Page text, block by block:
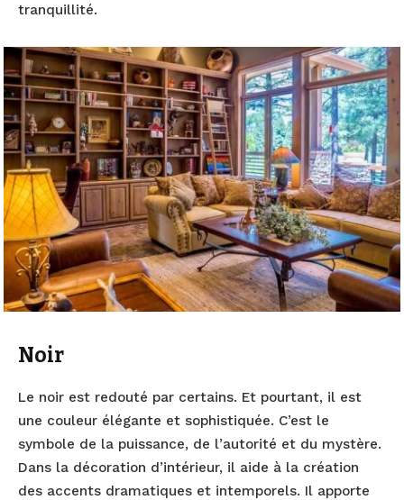
tranquillité.
Noir
Le noir est redouté par certains. Et pourtant, il est
une couleur élégante et sophistiquée. C’est le
symbole de la puissance, de l’autorité et du mystère.
Dans la décoration d’intérieur, il aide à la création
des accents dramatiques et intemporels. Il apporte